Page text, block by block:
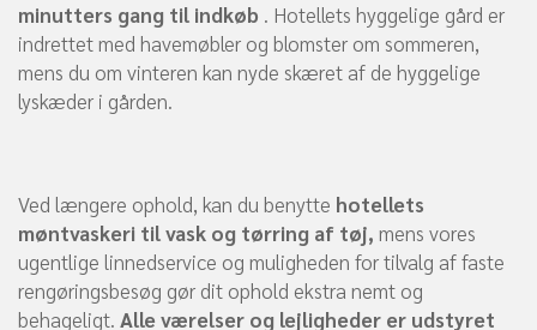
minutters gang til indkøb . Hotellets hyggelige gård er
indrettet med havemøbler og blomster om sommeren,
mens du om vinteren kan nyde skæret af de hyggelige
lyskæder i gården.
Ved længere ophold, kan du benytte hotellets
møntvaskeri til vask og tørring af tøj, mens vores
ugentlige linnedservice og muligheden for tilvalg af faste
rengøringsbesøg gør dit ophold ekstra nemt og
behageligt. Alle værelser og lejligheder er udstyret